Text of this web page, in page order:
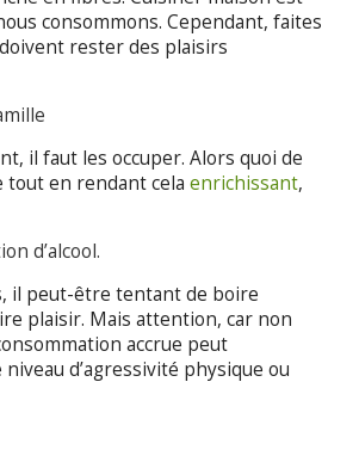
consommons. Cependant, faites
rester des plaisirs
il faut les occuper. Alors quoi de
tout en rendant celaenrichissant,
d’alcool.
il peut-être tentant de boire
plaisir. Mais attention, car non
accrue peut
d’agressivité physique ou